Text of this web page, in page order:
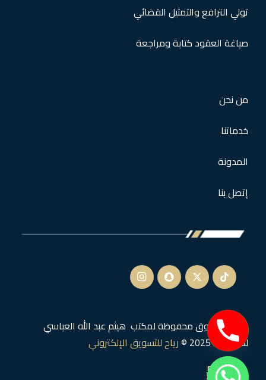
تولي الترافع والتمثيل القضائي
صياغة العقود كتابة ومراجعة
من نحن
خدماتنا
المدونة
إتصل بنا
جميع الحقوق محفوظة لمكتب هيثم عبد الله العباسي
للمحاماة 2025 ©
رياح للتسويق الإلكتروني